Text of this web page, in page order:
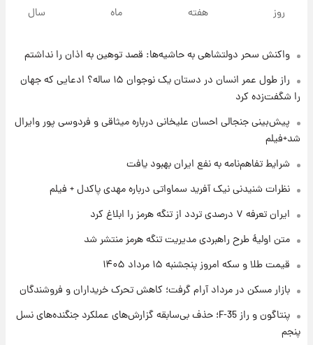
شاهین، کوییک، اطلس، سهند و ساینا با اقساط
۱ روز پیش
قیمت سکه و طلا فردا
۱ روز پیش
۱ روز پیش
فال روزانه واقعی پنجشنبه ۱۵ مرداد ۱۴۰۵
۱ روز پیش
روز هفته ماه سال
واکنش سحر دولتشاهی به حاشیه‌ها: قصد توهین به اذان را نداشتم
راز طول عمر انسان در دستان یک نوجوان ۱۵ ساله؟ ادعایی که جهان
را شگفت‌زده کرد
پیش‌بینی جنجالی احسان علیخانی درباره میثاقی و فردوسی پور وایرال
شد+فیلم
شرایط تفاهم‌نامه به نفع ایران بهبود یافت
نظرات شنیدنی نیک آفرید سماواتی درباره مهدی پاکدل + فیلم
ایران تعرفه ۷ درصدی تردد از تنگه هرمز را ابلاغ کرد
متن اولیۀ طرح راهبردی مدیریت تنگه هرمز منتشر شد
قیمت طلا و سکه امروز پنجشنبه ۱۵ مرداد ۱۴۰۵
بازار مسکن در مرداد آرام گرفت؛ کاهش تحرک خریداران و فروشندگان
پنتاگون و راز F-35؛ حذف بی‌سابقه گزارش‌های عملکرد جنگنده‌های نسل
پنجم